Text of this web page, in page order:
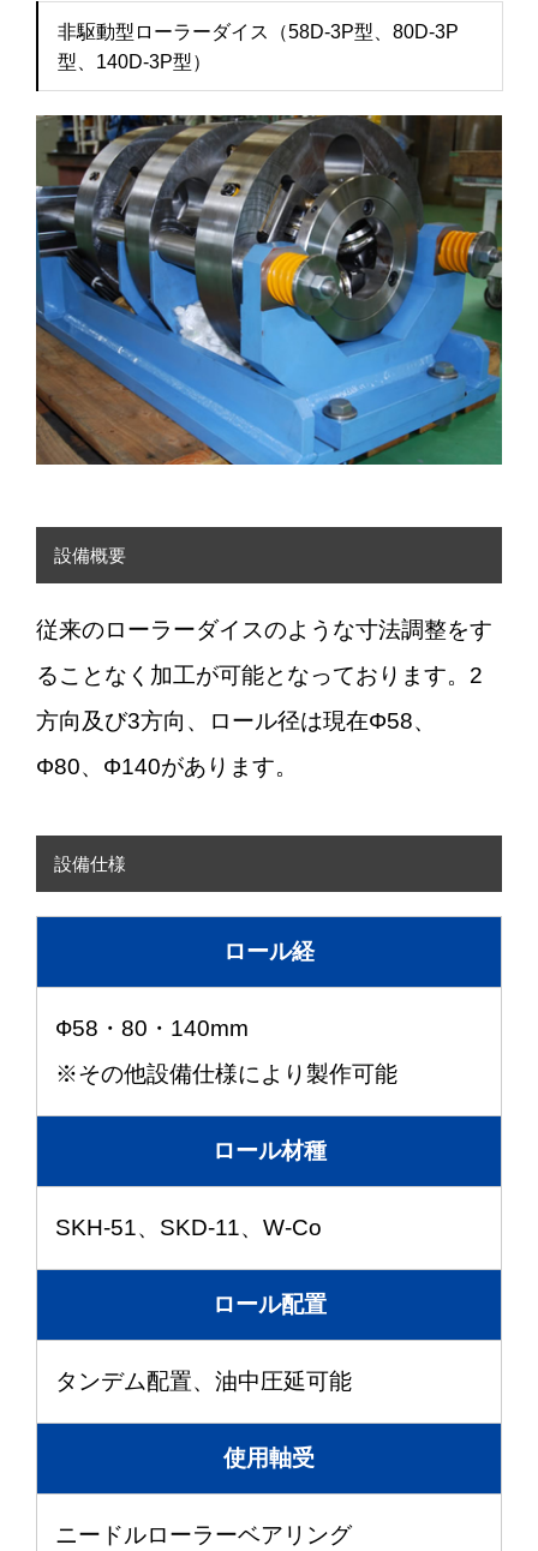
非駆動型ローラーダイス（58D-3P型、80D-3P
型、140D-3P型）
設備概要
従来のローラーダイスのような寸法調整をす
ることなく加工が可能となっております。2
方向及び3方向、ロール径は現在Φ58、
Φ80、Φ140があります。
設備仕様
ロール経
Ф58・80・140mm
※その他設備仕様により製作可能
ロール材種
SKH-51、SKD-11、W-Co
ロール配置
タンデム配置、油中圧延可能
使用軸受
ニードルローラーベアリング